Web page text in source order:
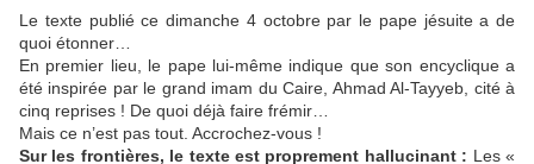
Le texte publié ce dimanche 4 octobre par le pape jésuite a de
quoi étonner…
En premier lieu, le pape lui-même indique que son encyclique a
été inspirée par le grand imam du Caire, Ahmad Al-Tayyeb, cité à
cinq reprises ! De quoi déjà faire frémir…
Mais ce n’est pas tout. Accrochez-vous !
Sur les frontières, le texte est proprement hallucinant : Les «